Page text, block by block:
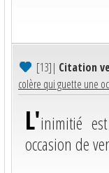
[13]| Citation
colère qui guette une
L'inimitié
occasion de